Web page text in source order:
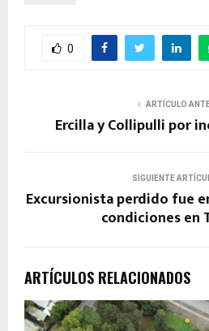
0
ARTÍCULO
Ercilla y Collipulli por
SIGUIENTE
Excursionista perdido fue
condiciones en
ARTÍCULOS RELACIONADOS